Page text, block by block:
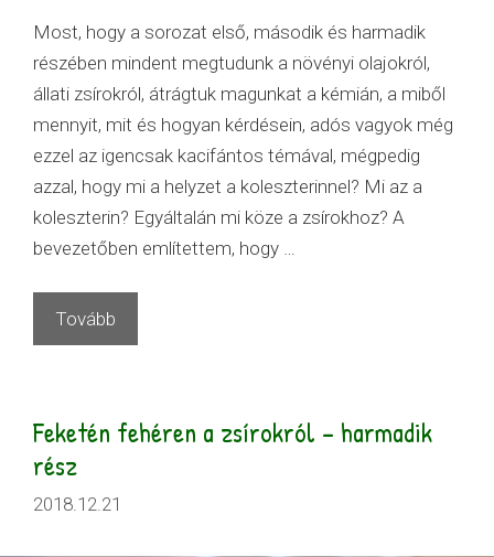
Most, hogy a sorozat első, második és harmadik
részében mindent megtudunk a növényi olajokról,
állati zsírokról, átrágtuk magunkat a kémián, a miből
mennyit, mit és hogyan kérdésein, adós vagyok még
ezzel az igencsak kacifántos témával, mégpedig
azzal, hogy mi a helyzet a koleszterinnel? Mi az a
koleszterin? Egyáltalán mi köze a zsírokhoz? A
bevezetőben említettem, hogy …
Tovább
Feketén fehéren a zsírokról – harmadik
rész
2018.12.21